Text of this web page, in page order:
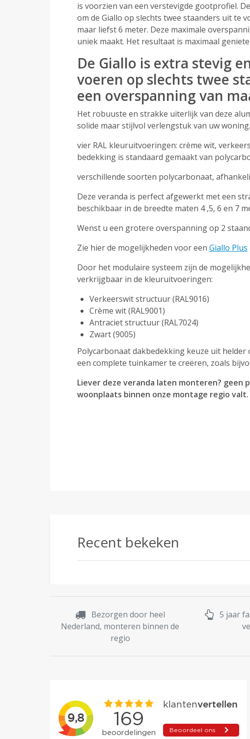
is voorzien van een verstevigde gootprofiel.
om de Giallo op slechts twee staanders uit te
maar liefst 6 meter. Deze maximale
uniek maakt. Het resultaat is maximaal
De Giallo is extra stevig
voeren op slechts twee
een overspanning van
Het robuuste en strakke uiterlijk van deze
solide maar stijlvol verlengstuk van uw
vier RAL kleuruitvoeringen: crème wit,
bedekking is standaard gemaakt van
verschillende soorten polycarbonaat,
Deze veranda is perfect afgewerkt met een
beschikbaar in de breedte maten 4 ,5, 6 en 7
Wenst u een grotere overspanning op 2
Zie hier de mogelijkheden voor een Giallo Plus
Door het modulaire systeem zijn de
verkrijgbaar in de kleuruitvoeringen:
Verkeerswit structuur (RAL9016)
Crème wit (RAL9001)
Antraciet structuur (RAL7024)
Zwart (9005)
Polycarbonaat dakbedekking keuze uit
een complete tuinkamer te creëren, zoals
Liever deze veranda laten monteren? geen
woonplaats binnen onze montage regio valt.
Recent bekeken
Bezorgen door heel
Nederland, monteren binnen de
regio
5 jaar